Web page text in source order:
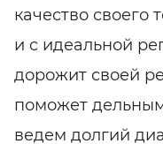
качество своего
и с идеальной
дорожит своей
поможет
ведем долгий